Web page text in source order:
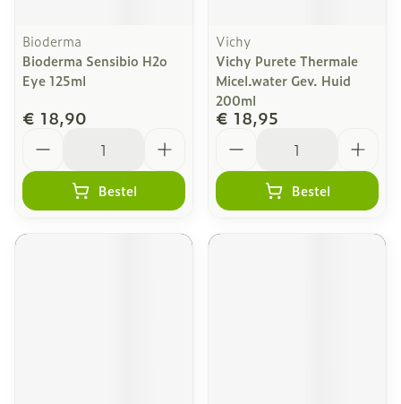
Bioderma
Bioderma Sensibio H2o
Eye 125ml
€ 18,90
Bestel
Vichy
Vichy Purete Thermale
Micel.water Gev. Huid
200ml
€ 18,95
Bestel